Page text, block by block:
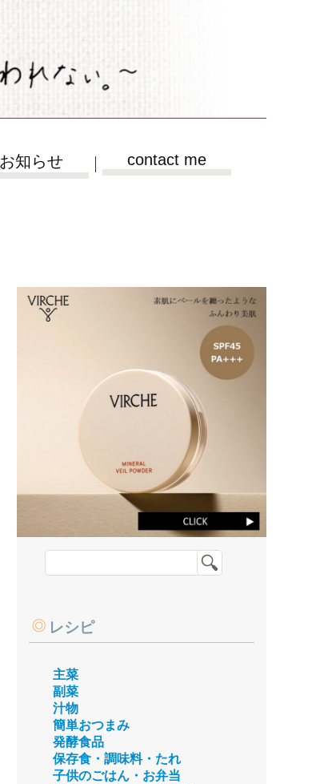
お知らせ contact me
レシピ
主菜
副菜
汁物
簡単おつまみ
発酵食品
保存食・調味料・たれ
子供のごはん・お弁当